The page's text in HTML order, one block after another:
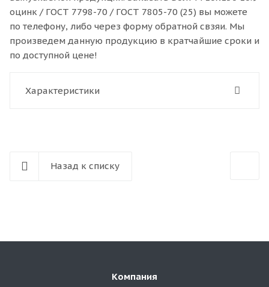
оцинк / ГОСТ 7798-70 / ГОСТ 7805-70 (25) вы можете
по телефону, либо через форму обратной свзяи. Мы
произведем данную продукцию в кратчайшие сроки и
по доступной цене!
Характеристики
Назад к списку
Компания